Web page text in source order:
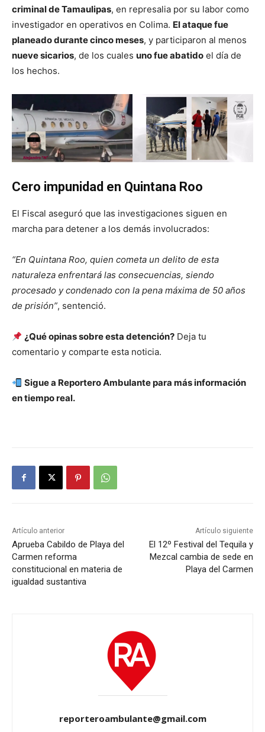
criminal de Tamaulipas, en represalia por su labor como
investigador en operativos en Colima. El ataque fue
planeado durante cinco meses, y participaron al menos
nueve sicarios, de los cuales uno fue abatido el día de
los hechos.
Cero impunidad en Quintana Roo
El Fiscal aseguró que las investigaciones siguen en
marcha para detener a los demás involucrados:
“En Quintana Roo, quien cometa un delito de esta
naturaleza enfrentará las consecuencias, siendo
procesado y condenado con la pena máxima de 50 años
de prisión”, sentenció.
¿Qué opinas sobre esta detención? Deja tu
comentario y comparte esta noticia.
Sigue a Reportero Ambulante para más información
en tiempo real.
Artículo anterior
Aprueba Cabildo de Playa del
Carmen reforma
constitucional en materia de
igualdad sustantiva
Artículo siguiente
El 12º Festival del Tequila y
Mezcal cambia de sede en
Playa del Carmen
reporteroambulante@gmail.com